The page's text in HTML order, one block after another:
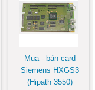
Mua - bán card
Siemens HXGS3
(Hipath 3550)